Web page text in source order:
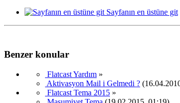
Sayfanın en üstüne git
Benzer konular
Flatcast Yardım »
Aktivasyon Mail i Gelmedi ?
Flatcast Tema 2015 »